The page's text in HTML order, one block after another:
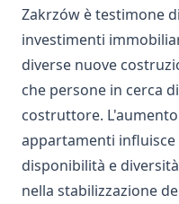
Zakrzów è testimone
investimenti
diverse nuove
che persone in cerca
costruttore.
appartamenti
disponibilità e
nella stabilizzazione